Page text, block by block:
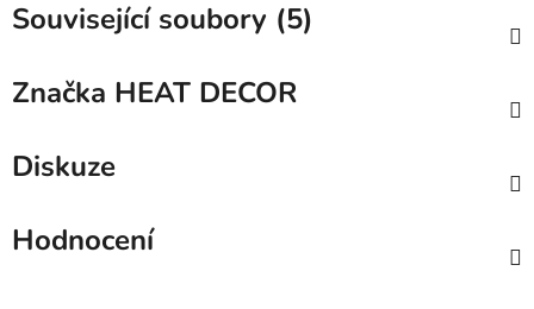
Související soubory (5)
Značka HEAT DECOR
Diskuze
Hodnocení